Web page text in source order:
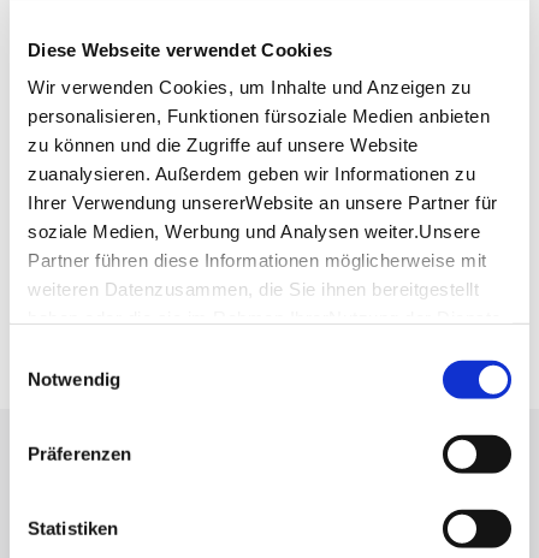
Diese Webseite verwendet Cookies
Wir verwenden Cookies, um Inhalte und Anzeigen zu
personalisieren, Funktionen fürsoziale Medien anbieten
zu können und die Zugriffe auf unsere Website
zuanalysieren. Außerdem geben wir Informationen zu
Ihrer Verwendung unsererWebsite an unsere Partner für
soziale Medien, Werbung und Analysen weiter.Unsere
Partner führen diese Informationen möglicherweise mit
weiteren Datenzusammen, die Sie ihnen bereitgestellt
Impressum
Notwendig
Präferenzen
Statistiken
Website:www.aero-club-esslingen.de
Planen Sie Ihre Anreise
Verkehrs- und Tarifverbund Stuttgart GmbH
Fahrplanauskunft des VVS
Deutsche Bahn AG
Fahrplanauskunft der DB
Lassen Sie sich inspirieren!
Mit unserem Newsletter bleiben Sie zu Events,
Highlights und aktuellen Angeboten in